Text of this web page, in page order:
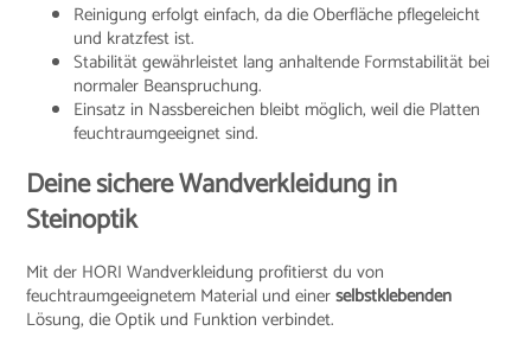
Reinigung erfolgt einfach, da die Oberfläche pflegeleicht
und kratzfest ist.
Stabilität gewährleistet lang anhaltende Formstabilität bei
normaler Beanspruchung.
Einsatz in Nassbereichen bleibt möglich, weil die Platten
feuchtraumgeeignet sind.
Deine sichere Wandverkleidung in
Steinoptik
Mit der HORI Wandverkleidung profitierst du von
feuchtraumgeeignetem Material und einerselbstklebenden
Lösung, die Optik und Funktion verbindet.